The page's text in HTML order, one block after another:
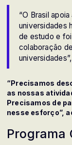
“O Brasil
universidades
de estudo e
colaboração
“Precisamos
as nossas
Precisamos de
nesse esforço”,
Programa